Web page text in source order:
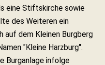
eine Stiftskirche sowie
des Weiteren ein
auf dem Kleinen Burgberg
"Kleine Harzburg".
Burganlage infolge